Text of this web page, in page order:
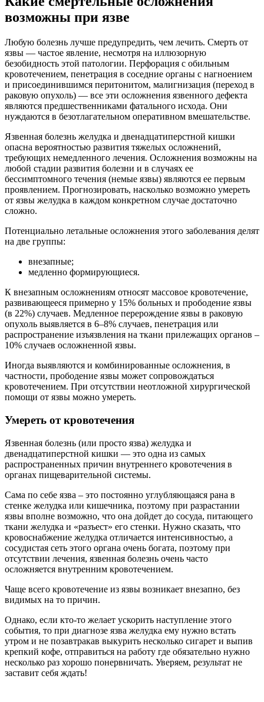
возможны при язве
Любую болезнь лучше предупредить, чем лечить. Смерть от
язвы — частое явление, несмотря на иллюзорную
безобидность этой патологии. Перфорация с обильным
кровотечением, пенетрация в соседние органы с нагноением
и присоединившимся перитонитом, малигнизация (переход в
раковую опухоль) — все эти осложнения язвенного дефекта
являются предшественниками фатального исхода. Они
нуждаются в безотлагательном оперативном вмешательстве.
Язвенная болезнь желудка и двенадцатиперстной кишки
опасна вероятностью развития тяжелых осложнений,
требующих немедленного лечения. Осложнения возможны на
любой стадии развития болезни и в случаях ее
бессимптомного течения (немые язвы) являются ее первым
проявлением. Прогнозировать, насколько возможно умереть
от язвы желудка в каждом конкретном случае достаточно
сложно.
Потенциально летальные осложнения этого заболевания делят
на две группы:
внезапные;
медленно формирующиеся.
К внезапным осложнениям относят массовое кровотечение,
развивающееся примерно у 15% больных и прободение язвы
(в 22%) случаев. Медленное перерождение язвы в раковую
опухоль выявляется в 6–8% случаев, пенетрация или
распространение изъязвления на ткани прилежащих органов –
10% случаев осложненной язвы.
Иногда выявляются и комбинированные осложнения, в
частности, прободение язвы может сопровождаться
кровотечением. При отсутствии неотложной хирургической
помощи от язвы можно умереть.
Умереть от кровотечения
Язвенная болезнь (или просто язва) желудка и
двенадцатиперстной кишки — это одна из самых
распространенных причин внутреннего кровотечения в
органах пищеварительной системы.
Сама по себе язва – это постоянно углубляющаяся рана в
стенке желудка или кишечника, поэтому при разрастании
язвы вполне возможно, что она дойдет до сосуда, питающего
ткани желудка и «разъест» его стенки. Нужно сказать, что
кровоснабжение желудка отличается интенсивностью, а
сосудистая сеть этого органа очень богата, поэтому при
отсутствии лечения, язвенная болезнь очень часто
осложняется внутренним кровотечением.
Чаще всего кровотечение из язвы возникает внезапно, без
видимых на то причин.
Однако, если кто-то желает ускорить наступление этого
события, то при диагнозе язва желудка ему нужно встать
утром и не позавтракав выкурить несколько сигарет и выпив
крепкий кофе, отправиться на работу где обязательно нужно
несколько раз хорошо понервничать. Уверяем, результат не
заставит себя ждать!